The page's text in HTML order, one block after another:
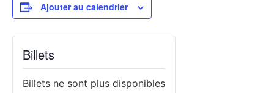
Ajouter au calendrier
Billets
Billets ne sont plus disponibles